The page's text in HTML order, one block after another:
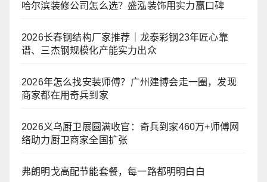
哈尔滨装修公司怎么选？盛泓装饰用实力赢口碑
2026长春钢结构厂家推荐｜龙泰彩钢23年匠心靠
谱、三杰钢规模化产能实力出众
2026年怎么找安装师傅？广州建博会走一圈，发现
商家都在用奇兵到家
2026义乌厨卫展圆满收官：奇兵到家460万+师傅网
络助力厨卫商家全国扩张
弗朗明戈高配节能套餐，每一路都明明白白